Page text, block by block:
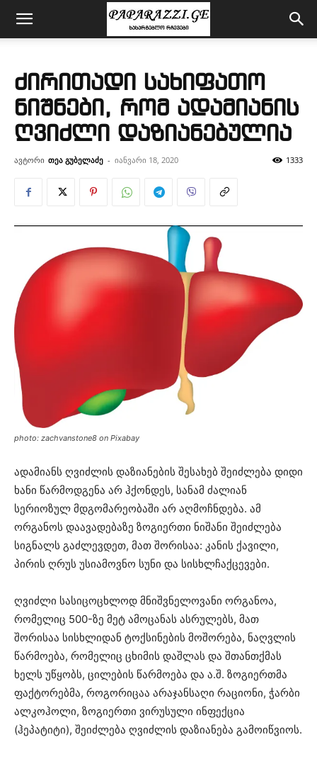
ძირითადი სახიფათო
ნიშნები, რომ ადამიანის
ღვიძლი დაზიანებულია
ავტორი თეა გუბელაძე - იანვარი 18, 2020 1333
photo: zachvanstone8 on Pixabay
ადამიანს ღვიძლის დაზიანების შესახებ შეიძლება დიდი
ხანი წარმოდგენა არ ჰქონდეს, სანამ ძალიან
სერიოზულ მდგომარეობაში არ აღმოჩნდება. ამ
ორგანოს დაავადებაზე ზოგიერთი ნიშანი შეიძლება
სიგნალს გაძლევდეთ, მათ შორისაა: კანის ქავილი,
პირის ღრუს უსიამოვნო სუნი და სისხლჩაქცევები.
ღვიძლი სასიცოცხლოდ მნიშვნელოვანი ორგანოა,
რომელიც 500-ზე მეტ ამოცანას ასრულებს, მათ
შორისაა სისხლიდან ტოქსინების მოშორება, ნაღვლის
წარმოება, რომელიც ცხიმის დაშლას და შთანთქმას
ხელს უწყობს, ცილების წარმოება და ა.შ. ზოგიერთმა
ფაქტორებმა, როგორიცაა არაჯანსაღი რაციონი, ჭარბი
ალკოჰოლი, ზოგიერთი ვირუსული ინფექცია
(ჰეპატიტი), შეიძლება ღვიძლის დაზიანება გამოიწვიოს.